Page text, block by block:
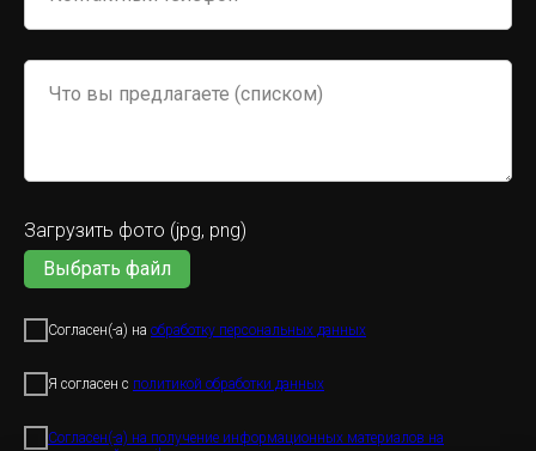
Загрузить фото (jpg, png)
Выбрать файл
Согласен(-а) на обработку персональных данных
Я согласен с политикой обработки данных
Согласен(-а) на получение информационных материалов на